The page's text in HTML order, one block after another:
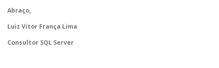
Abraço,
Luiz Vitor França Lima
Consultor SQL Server